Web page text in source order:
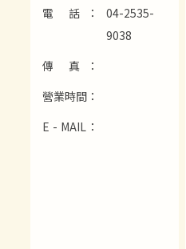
電 話：
04-2535-
9038
傳 真：
營業時間：
E - MAIL：